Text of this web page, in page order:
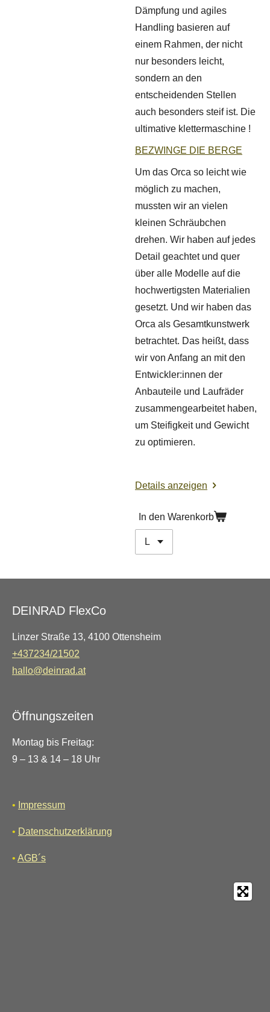
Dämpfung und agiles
Handling basieren auf
einem Rahmen, der nicht
nur besonders leicht,
sondern an den
entscheidenden Stellen
auch besonders steif ist. Die
ultimative klettermaschine !
BEZWINGE DIE BERGE
Um das Orca so leicht wie
möglich zu machen,
mussten wir an vielen
kleinen Schräubchen
drehen. Wir haben auf jedes
Detail geachtet und quer
über alle Modelle auf die
hochwertigsten Materialien
gesetzt. Und wir haben das
Orca als Gesamtkunstwerk
betrachtet. Das heißt, dass
wir von Anfang an mit den
Entwickler:innen der
Anbauteile und Laufräder
zusammengearbeitet haben,
um Steifigkeit und Gewicht
zu optimieren.
Details anzeigen
In den Warenkorb
DEINRAD FlexCo
Linzer Straße 13, 4100 Ottensheim
+437234/21502
hallo@deinrad.at
Öffnungszeiten
Montag bis Freitag:
9 – 13 & 14 – 18 Uhr
• Impressum
• Datenschutzerklärung
• AGB´s